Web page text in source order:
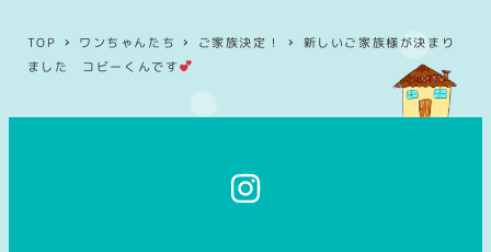
TOP ワンちゃんたち ご家族決定！
新しいご家族様が決まり
ました コビーくんです